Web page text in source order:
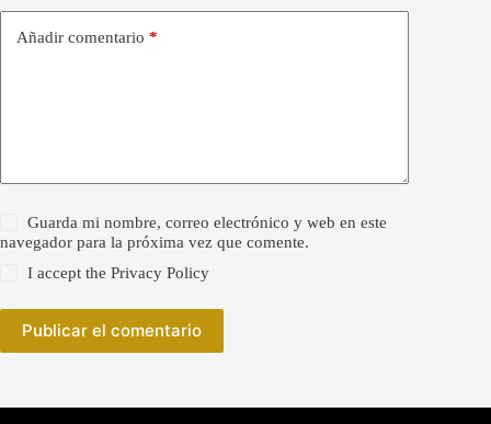
Añadir comentario *
Guarda mi nombre, correo electrónico y web en este
navegador para la próxima vez que comente.
I accept thePrivacy Policy
Publicar el comentario